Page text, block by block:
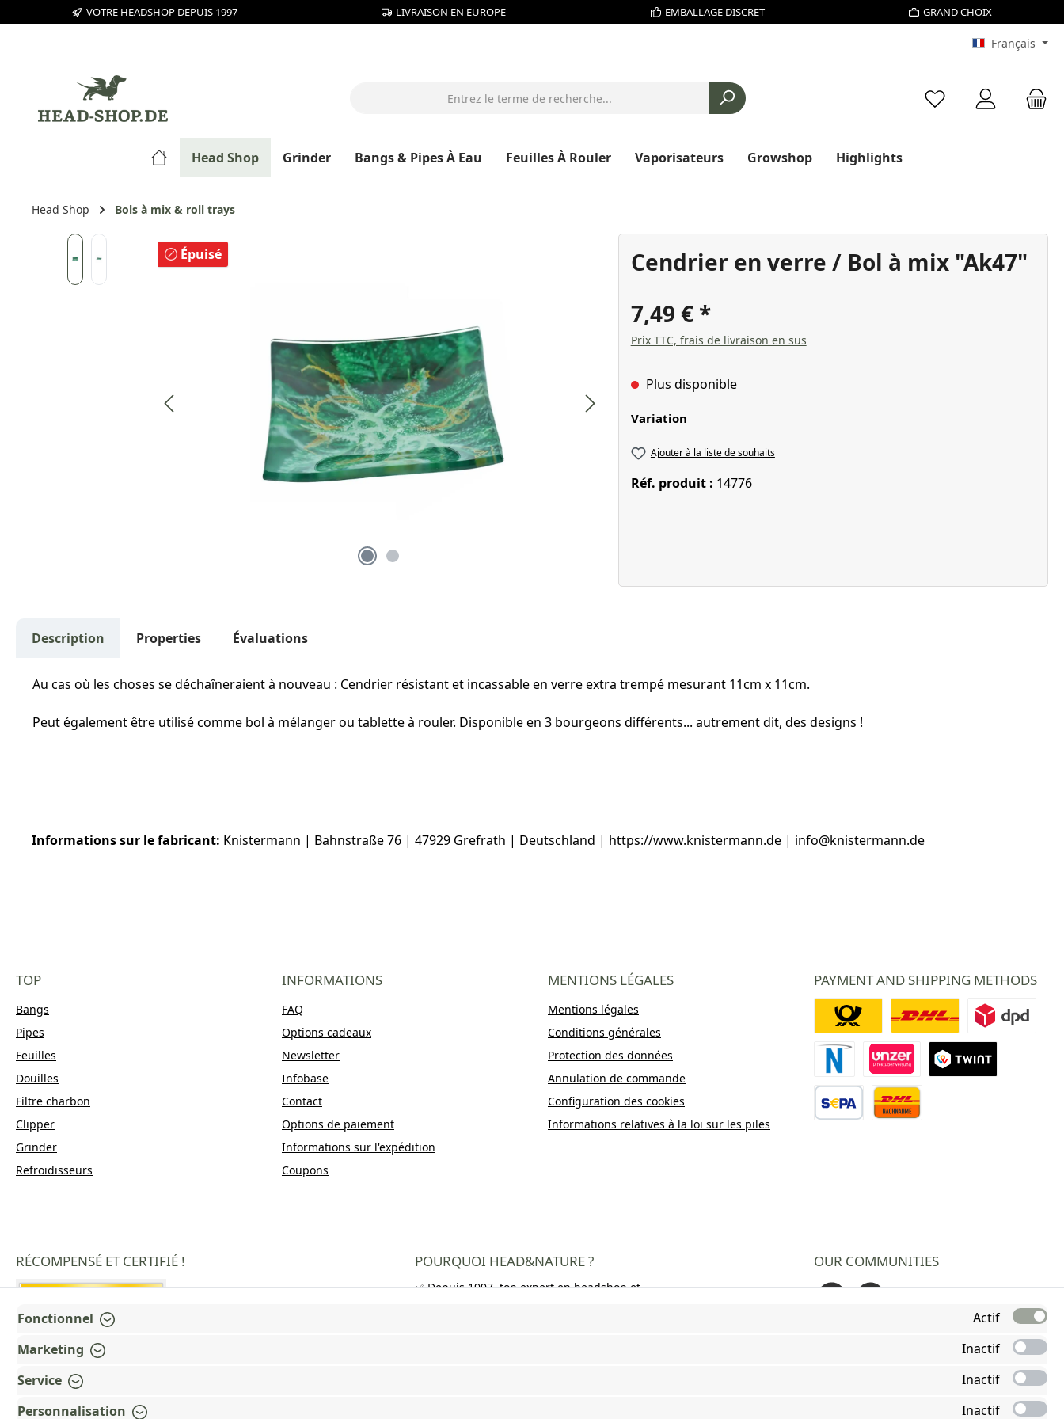
au contenu principal
Passer à la recherche
Passer à la navigation principale
VOTRE HEADSHOP DEPUIS 1997 LIVRAISON EN EUROPE EMBALLAGE DISCRET GRAND CHOIX
Français
Vous avez 0 articles
Head Shop Grinder Bangs & Pipes À Eau Feuilles À Rouler Vaporisateurs Growshop Highlights
Head Shop Bols à mix & roll trays
Ignorer la galerie d'images
Épuisé
Cendrier en verre / Bol à mix "Ak47"
7,49 €
Prix TTC, frais de livraison en sus
Plus disponible
Sélectionnez
Variation
Ajouter à la liste de souhaits
Réf. produit : 14776
Description Properties Évaluations
Au cas où les choses se déchaîneraient à nouveau : Cendrier résistant et incassable en verre extra trempé mesurant 11cm x 11cm.
Peut également être utilisé comme bol à mélanger ou tablette à rouler. Disponible en 3 bourgeons différents... autrement dit, des designs !
Informations sur le fabricant: Knistermann | Bahnstraße 76 | 47929 Grefrath | Deutschland | https://www.knistermann.de | info@knistermann.de
TOP
Bangs
Pipes
Feuilles
Douilles
Filtre charbon
Clipper
Grinder
Refroidisseurs
INFORMATIONS
FAQ
Options cadeaux
Newsletter
Infobase
Contact
Options de paiement
Informations sur l'expédition
Coupons
MENTIONS LÉGALES
Mentions légales
Conditions générales
Protection des données
Annulation de commande
Configuration des cookies
Informations relatives à la loi sur les piles
PAYMENT AND SHIPPING METHODS
Paiement Novalnet
Virement direct
Deutsche PostDHL DPD
RÉCOMPENSÉ ET CERTIFIÉ ! POURQUOI HEAD&NATURE ?
✅ Depuis 1997, ton expert en headshop et
OUR COMMUNITIES
Fonctionnel
Actif
Marketing
Inactif
Service
Inactif
Personnalisation
Inactif